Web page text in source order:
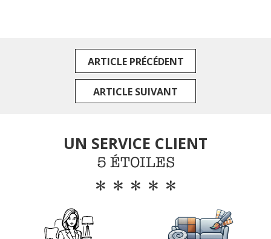
ARTICLE PRÉCÉDENT
ARTICLE SUIVANT
UN SERVICE CLIENT
5 ÉTOILES
*****